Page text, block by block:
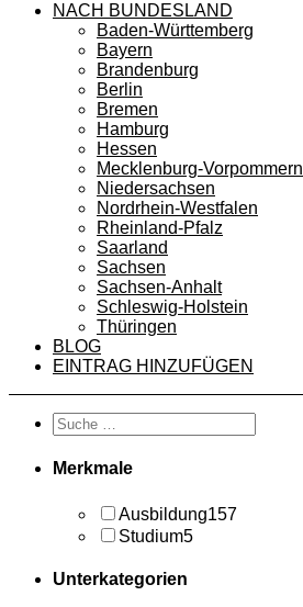
NACH BUNDESLAND
Baden-Württemberg
Bayern
Brandenburg
Berlin
Bremen
Hamburg
Hessen
Mecklenburg-Vorpommern
Niedersachsen
Nordrhein-Westfalen
Rheinland-Pfalz
Saarland
Sachsen
Sachsen-Anhalt
Schleswig-Holstein
Thüringen
BLOG
EINTRAG HINZUFÜGEN
Merkmale
Ausbildung157
Studium5
Unterkategorien